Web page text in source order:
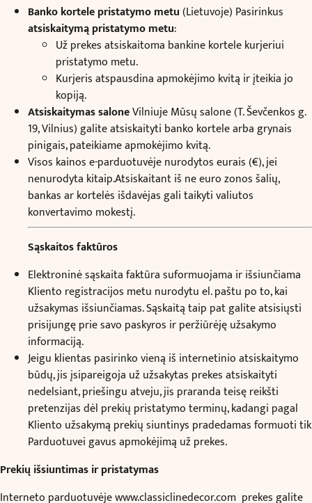
Banko kortele pristatymo metu(Lietuvoje) Pasirinkus
atsiskaitymą pristatymo metu:
Už prekes atsiskaitoma bankine kortele kurjeriui
pristatymo metu.
Kurjeris atspausdina apmokėjimo kvitą ir įteikia jo
kopiją.
Atsiskaitymas saloneVilniuje Mūsų salone (T. Ševčenkos g.
19, Vilnius) galite atsiskaityti banko kortele arba grynais
pinigais, pateikiame apmokėjimo kvitą.
Visos kainos e-parduotuvėje nurodytos eurais (€), jei
nenurodyta kitaip.Atsiskaitant iš ne euro zonos šalių,
bankas ar kortelės išdavėjas gali taikyti valiutos
konvertavimo mokestį.
Sąskaitos faktūros
Elektroninė sąskaita faktūra suformuojama ir išsiunčiama
Kliento registracijos metu nurodytu el. paštu po to, kai
užsakymas išsiunčiamas. Sąskaitą taip pat galite atsisiųsti
prisijungę prie savo paskyros ir peržiūrėję užsakymo
informaciją.
Jeigu klientas pasirinko vieną iš internetinio atsiskaitymo
būdų, jis įsipareigoja už užsakytas prekes atsiskaityti
nedelsiant, priešingu atveju, jis praranda teisę reikšti
pretenzijas dėl prekių pristatymo terminų, kadangi pagal
Kliento užsakymą prekių siuntinys pradedamas formuoti tik
Parduotuvei gavus apmokėjimą už prekes.
Prekių išsiuntimas ir pristatymas
Interneto parduotuvėjewww.classiclinedecor.com prekes galite